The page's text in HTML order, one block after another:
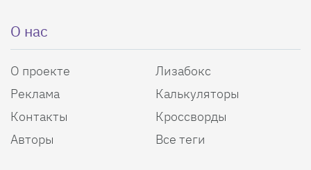
О нас
О проекте
Реклама
Контакты
Авторы
Лизабокс
Калькуляторы
Кроссворды
Все теги